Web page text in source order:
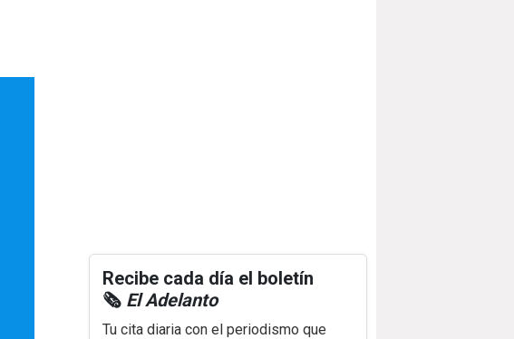
Recibe cada día el boletín
🗞️ El Adelanto
Tu cita diaria con el periodismo que